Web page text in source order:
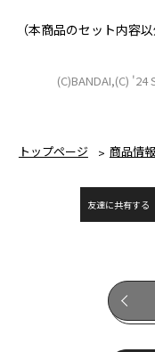
（本商品のセット内容
(C)BANDAI,(C) '24
トップページ 商品情報
友達に共有する